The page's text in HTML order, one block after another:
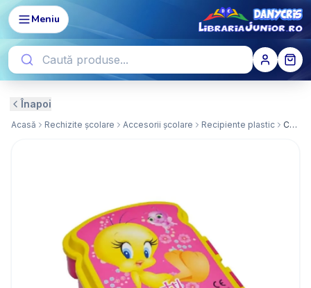
Meniu
Înapoi
Acasă Rechizite școlare Accesorii școlare Recipiente plastic Cutie Sandwich Tweety - Verticala